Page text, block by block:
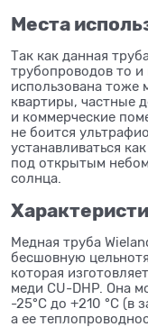
Места
Так как данная
трубопроводов то
использована тоже
квартиры, частные
и коммерческие
не боится
устанавливаться
под открытым небом
солнца.
Медная труба
бесшовную
которая
меди CU-DHP. Она
-25°C до +210 °C (в
а ее